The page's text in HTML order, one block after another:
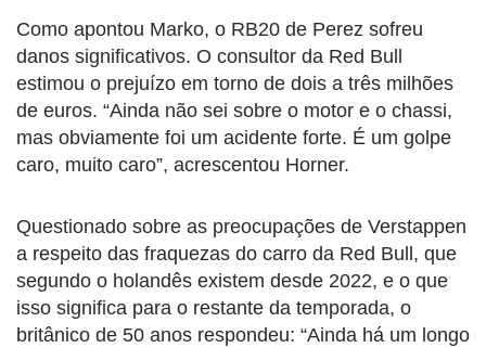
Como apontou Marko, o RB20 de Perez sofreu
danos significativos. O consultor da Red Bull
estimou o prejuízo em torno de dois a três milhões
de euros. “Ainda não sei sobre o motor e o chassi,
mas obviamente foi um acidente forte. É um golpe
caro, muito caro”, acrescentou Horner.
Questionado sobre as preocupações de Verstappen
a respeito das fraquezas do carro da Red Bull, que
segundo o holandês existem desde 2022, e o que
isso significa para o restante da temporada, o
britânico de 50 anos respondeu: “Ainda há um longo